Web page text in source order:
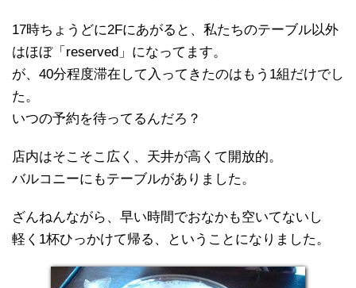
17時ちょうどに2Fにあがると、私たちのテーブル以外
はほぼ「reserved」になってます。
が、40分程度滞在して入ってきたのはもう1組だけでし
た。
いつの予約を待ってるんだろ？
店内はそこそこ広く、天井が高くて開放的。
バルコニーにもテーブルがありました。
ざんねんながら、早い時間でおなかも空いてないし
軽く1杯ひっかけて帰る、ということになりました。